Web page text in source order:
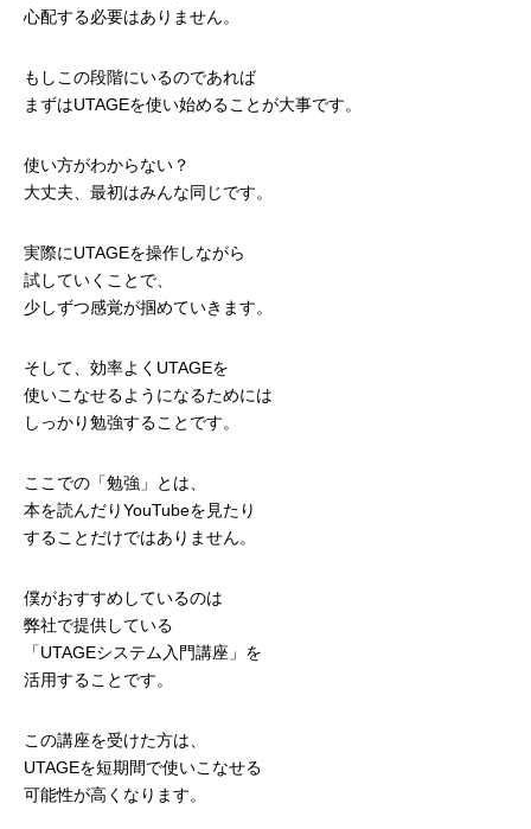
心配する必要はありません。
もしこの段階にいるのであれば
まずはUTAGEを使い始めることが大事です。
使い方がわからない？
大丈夫、最初はみんな同じです。
実際にUTAGEを操作しながら
試していくことで、
少しずつ感覚が掴めていきます。
そして、効率よくUTAGEを
使いこなせるようになるためには
しっかり勉強することです。
ここでの「勉強」とは、
本を読んだりYouTubeを見たり
することだけではありません。
僕がおすすめしているのは
弊社で提供している
「UTAGEシステム入門講座」を
活用することです。
この講座を受けた方は、
UTAGEを短期間で使いこなせる
可能性が高くなります。